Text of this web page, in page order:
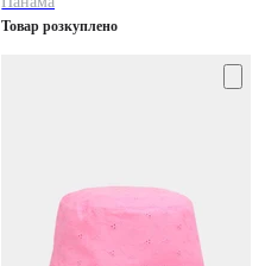
Товар розкуплено